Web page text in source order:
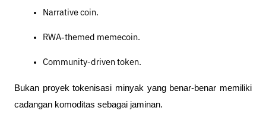
Narrative coin.
RWA-themed memecoin.
Community-driven token.
Bukan proyek tokenisasi minyak yang benar-benar memiliki
cadangan komoditas sebagai jaminan.